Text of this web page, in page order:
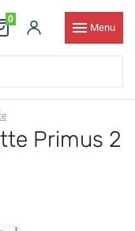
0
Menu
Primus 2